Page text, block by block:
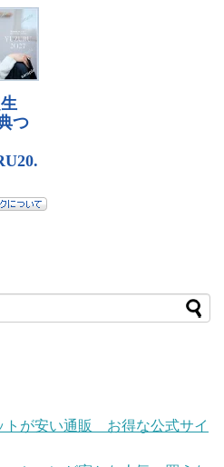
トが安い通販 お得な公式サイ